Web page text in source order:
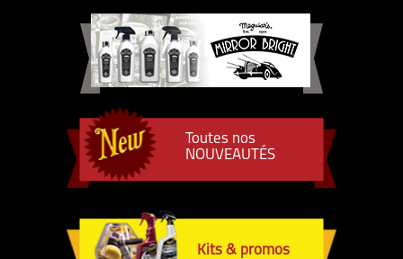
Toutes nos
NOUVEAUTÉS
Kits & promos